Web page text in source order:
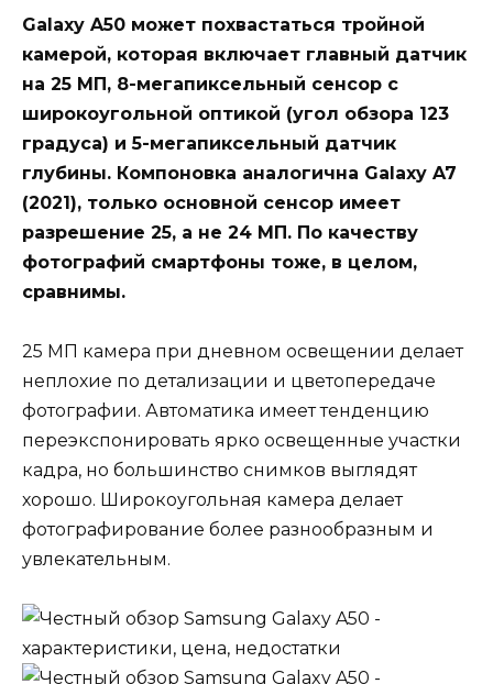
Galaxy A50 может похвастаться тройной
камерой, которая включает главный датчик
на 25 МП, 8-мегапиксельный сенсор с
широкоугольной оптикой (угол обзора 123
градуса) и 5-мегапиксельный датчик
глубины. Компоновка аналогична Galaxy A7
(2021), только основной сенсор имеет
разрешение 25, а не 24 МП. По качеству
фотографий смартфоны тоже, в целом,
сравнимы.
25 МП камера при дневном освещении делает
неплохие по детализации и цветопередаче
фотографии. Автоматика имеет тенденцию
переэкспонировать ярко освещенные участки
кадра, но большинство снимков выглядят
хорошо. Широкоугольная камера делает
фотографирование более разнообразным и
увлекательным.